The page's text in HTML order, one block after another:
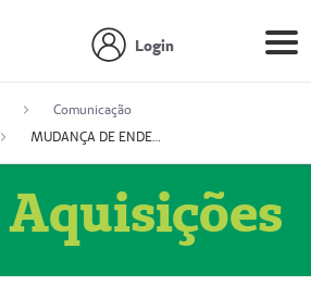
Login
Comunicação
MUDANÇA DE ENDEREÇO - DIAGITAB SERVIÇOS MÉDICOS LTDA (54003267-5)